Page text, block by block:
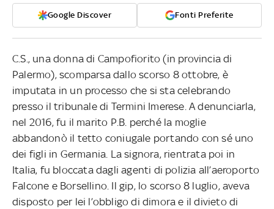
Google Discover Fonti Preferite
C.S., una donna di Campofiorito (in provincia di
Palermo), scomparsa dallo scorso 8 ottobre, è
imputata in un processo che si sta celebrando
presso il tribunale di Termini Imerese. A denunciarla,
nel 2016, fu il marito P.B. perché la moglie
abbandonò il tetto coniugale portando con sé uno
dei figli in Germania. La signora, rientrata poi in
Italia, fu bloccata dagli agenti di polizia all’aeroporto
Falcone e Borsellino. Il gip, lo scorso 8 luglio, aveva
disposto per lei l’obbligo di dimora e il divieto di